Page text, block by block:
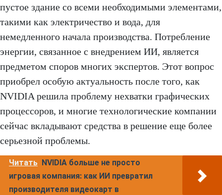
пустое здание со всеми необходимыми элементами,
такими как электричество и вода, для
немедленного начала производства. Потребление
энергии, связанное с внедрением ИИ, является
предметом споров многих экспертов. Этот вопрос
приобрел особую актуальность после того, как
NVIDIA решила проблему нехватки графических
процессоров, и многие технологические компании
сейчас вкладывают средства в решение еще более
серьезной проблемы.
Читать NVIDIA больше не просто
игровая компания: как ИИ превратил
производителя видеокарт в